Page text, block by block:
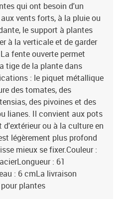
qui ont besoin d'un
vents forts, à la pluie ou
le support à plantes
à la verticale et de garder
fente ouverte permet
tige de la plante dans
: le piquet métallique
des tomates, des
des pivoines et des
lianes. Il convient aux pots
d'extérieur ou à la culture en
légèrement plus profond
mieux se fixer.Couleur :
: 61
: 6 cmLa livraison
plantes